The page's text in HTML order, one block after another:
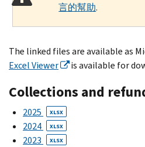
言的幫助.
The linked files are available as
Excel Viewer
is available for
Collections and
2025 XLSX
2024 XLSX
2023 XLSX